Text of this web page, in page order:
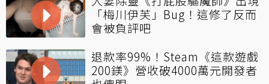
「梅川伊芙」Bug！這修了反而
會被負評吧
退款率99%！Steam《這款遊戲
200鎂》營收破4000萬元開發者